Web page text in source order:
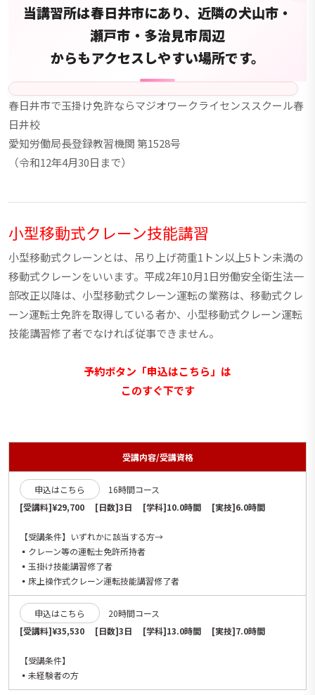
当講習所は春日井市にあり、近隣の犬山市・
瀬戸市・多治見市周辺
からもアクセスしやすい場所です。
春日井市で玉掛け免許ならマジオワークライセンススクール春
日井校
愛知労働局長登録教習機関 第1528号
（令和12年4月30日まで）
小型移動式クレーン技能講習
小型移動式クレーンとは、吊り上げ荷重1トン以上5トン未満の
移動式クレーンをいいます。平成2年10月1日労働安全衛生法一
部改正以降は、小型移動式クレーン運転の業務は、移動式クレ
ーン運転士免許を取得している者か、小型移動式クレーン運転
技能講習修了者でなければ従事できません。
予約ボタン「申込はこちら」は
このすぐ下です
受講内容/受講資格
申込はこちら
16時間コース
[受講料]¥29,700 [日数]3日 [学科]10.0時間 [実技]6.0時間
【受講条件】いずれかに該当する方→
▪️クレーン等の運転士免許所持者
▪️玉掛け技能講習修了者
▪️床上操作式クレーン運転技能講習修了者
申込はこちら
20時間コース
[受講料]¥35,530 [日数]3日 [学科]13.0時間 [実技]7.0時間
【受講条件】
▪️未経験者の方